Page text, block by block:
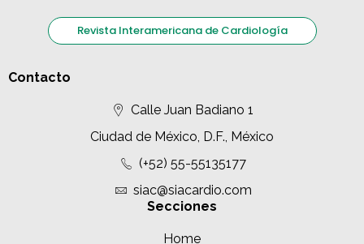
Revista Interamericana de Cardiología
Contacto
Calle Juan Badiano 1
Ciudad de México, D.F., México
(+52) 55-55135177
siac@siacardio.com
Secciones
Home